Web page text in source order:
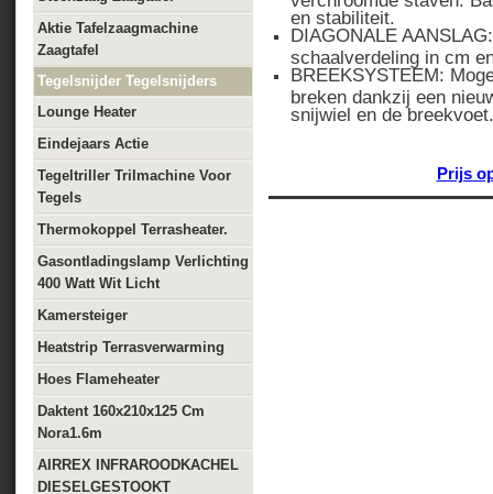
Aktie Tafelzaagmachine
Zaagtafel
Tegelsnijder Tegelsnijders
Lounge Heater
Eindejaars Actie
Tegeltriller Trilmachine Voor
Tegels
Thermokoppel Terrasheater.
Gasontladingslamp Verlichting
400 Watt Wit Licht
Kamersteiger
Heatstrip Terrasverwarming
Hoes Flameheater
Daktent 160x210x125 Cm
Nora1.6m
AIRREX INFRAROODKACHEL
DIESELGESTOOKT
en stabiliteit.
DIAGONALE
schaalverdeling in cm
BREEKSYSTEEM:
breken dankzij een
snijwiel en de breekvoet.
Prijs